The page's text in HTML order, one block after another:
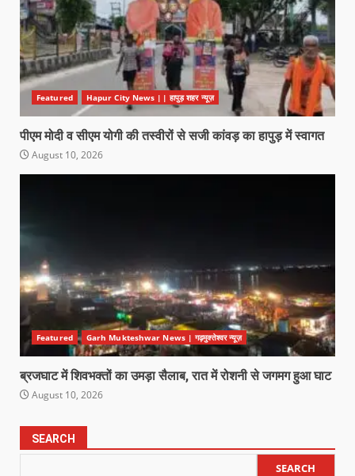
Featured Hapur City News || हापुड़ शहर न्यूज़
पीएम मोदी व सीएम योगी की तस्वीरों से सजी कांवड़ का हापुड़ में स्वागत
August 10, 2026
Featured Garh Mukteshwar News | गढ़मुक्तेश्वर न्यूज़
ब्रजघाट में शिवभक्तों का उमड़ा सैलाब, रात में रोशनी से जगमग हुआ घाट
August 10, 2026
SEARCH
SEARCH